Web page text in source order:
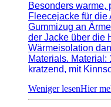
Besonders warme,
Fleecejacke für die
Gummizug an
der Jacke über die
Wärmeisolation
Materials. Material:
kratzend, mit
bei kühleren
sorgt für optimalen